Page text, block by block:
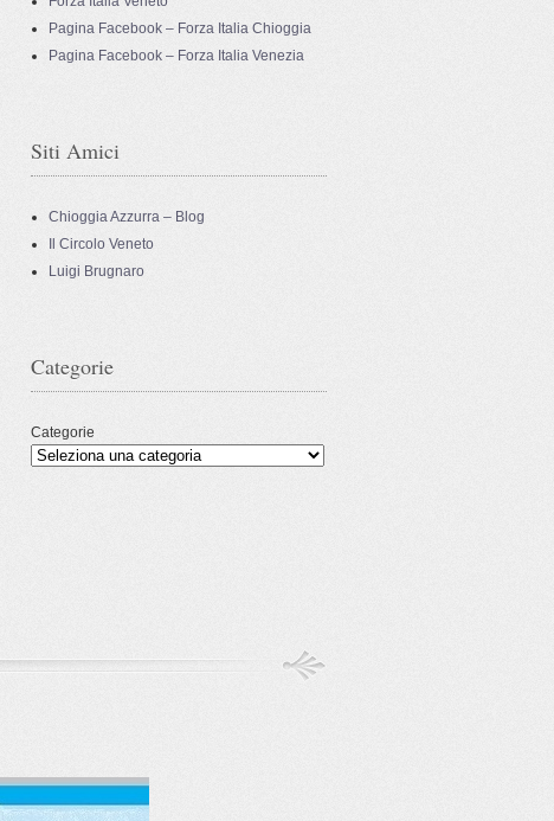
Pagina Facebook – Forza Italia Chioggia
Pagina Facebook – Forza Italia Venezia
Siti Amici
Chioggia Azzurra – Blog
Il Circolo Veneto
Luigi Brugnaro
Categorie
Categorie